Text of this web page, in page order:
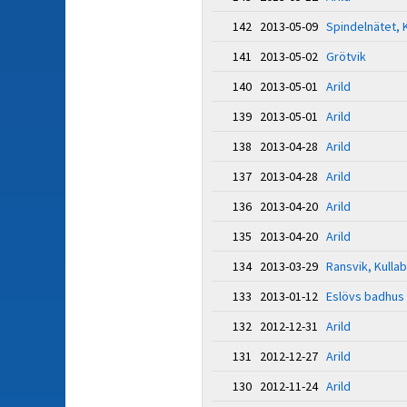
142 2013-05-09 Spindelnätet,
141 2013-05-02 Grötvik
140 2013-05-01 Arild
139 2013-05-01 Arild
138 2013-04-28 Arild
137 2013-04-28 Arild
136 2013-04-20 Arild
135 2013-04-20 Arild
134 2013-03-29 Ransvik,
133 2013-01-12 Eslövs badhus
132 2012-12-31 Arild
131 2012-12-27 Arild
130 2012-11-24 Arild